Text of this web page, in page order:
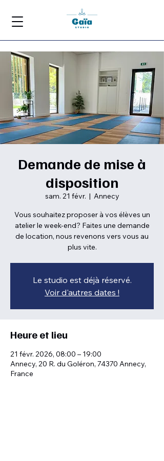
Demande de mise à
disposition
sam. 21 févr.
  |
Annecy
Vous souhaitez proposer à vos élèves un
atelier le week-end? Faites une demande
de location, nous revenons vers vous au
plus vite.
Le studio est déjà réservé.
Voir d'autres dates !
Heure et lieu
21 févr. 2026, 08:00 – 19:00
Annecy, 20 R. du Goléron, 74370 Annecy,
France